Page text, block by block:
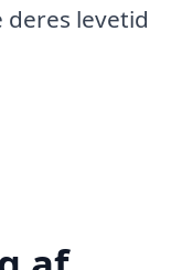
levetid